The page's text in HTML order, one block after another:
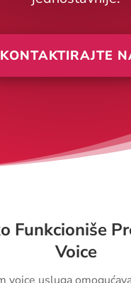
KONTAKTIRAJTE
Funkcioniše
Voice